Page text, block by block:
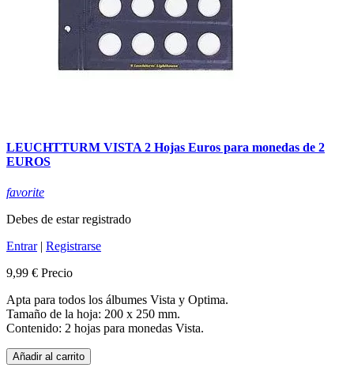
LEUCHTTURM VISTA 2 Hojas Euros para monedas de 2
EUROS
favorite
Debes de estar registrado
Entrar| Registrarse
9,99 € Precio
Apta para todos los álbumes Vista y Optima.
Tamaño de la hoja: 200 x 250 mm.
Contenido: 2 hojas para monedas Vista.
Añadir al carrito